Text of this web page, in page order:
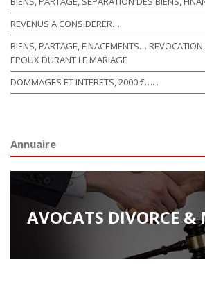
REVENUS A CONSIDERER…
BIENS, PARTAGE, FINACEMENTS…
EPOUX DURANT LE MARIAGE
DOMMAGES ET INTERETS, 2000 €…. .
Annuaire
AVOCATS DIVORCE &